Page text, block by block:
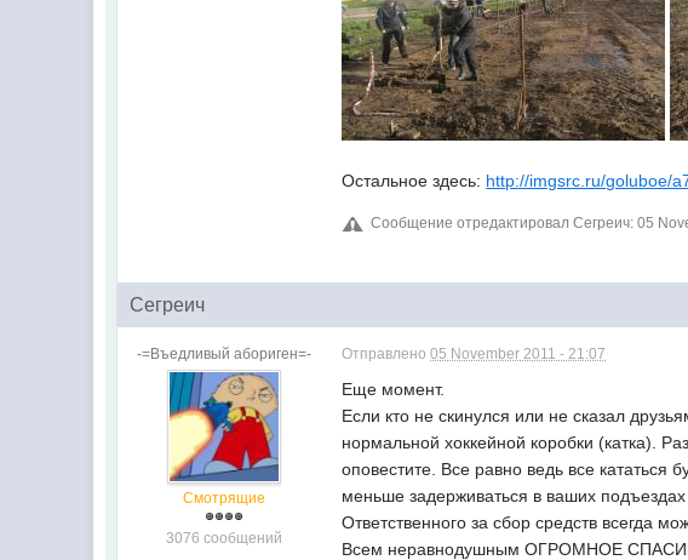
Остальное здесь: http://imgsrc.ru/goluboe/
Сообщение отредактировал Сегреич: 05
Сегреич
-=Въедливый абориген=-
Смотрящие
3076 сообщений
Отправлено05 November 2011 - 21:07
Еще момент.
Если кто не скинулся или не сказал
нормальной хоккейной коробки (катка).
оповестите. Все равно ведь все кататься
меньше задерживаться в ваших
Ответственного за сбор средств всегда
Всем неравнодушным ОГРОМНОЕ